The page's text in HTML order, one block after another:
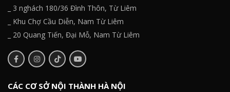
_ 3 nghách 180/36 Đình Thôn, Từ Liêm
_ Khu Chợ Cầu Diễn, Nam Từ Liêm
_ 20 Quang Tiến, Đại Mỗ, Nam Từ Liêm
CÁC CƠ SỞ NỘI THÀNH HÀ NỘI